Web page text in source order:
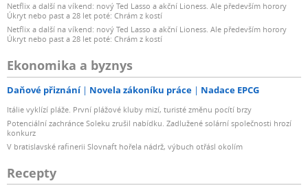
Netflix a další na víkend: nový Ted Lasso a akční Lioness. Ale především horory
Úkryt nebo past a 28 let poté: Chrám z kostí
Netflix a další na víkend: nový Ted Lasso a akční Lioness. Ale především horory
Úkryt nebo past a 28 let poté: Chrám z kostí
Ekonomika a byznys
Daňové přiznání Novela zákoníku práce Nadace EPCG
Itálie vyklízí pláže. První plážové kluby mizí, turisté změnu pocítí brzy
Potenciální zachránce Soleku zrušil nabídku. Zadlužené solární společnosti hrozí
konkurz
V bratislavské rafinerii Slovnaft hořela nádrž, výbuch otřásl okolím
Recepty